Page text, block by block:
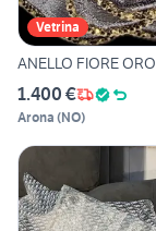
Vetrina
ANELLO FIORE ORO
1.400 €
Arona (NO)